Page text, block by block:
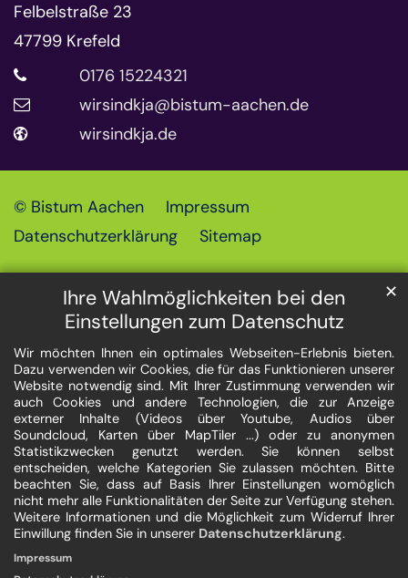
Ihre Wahlmöglichkeiten bei den
Einstellungen zum Datenschutz
Wir möchten Ihnen ein optimales Webseiten-Erlebnis bieten.
Dazu verwenden wir Cookies, die für das Funktionieren unserer
Website notwendig sind. Mit Ihrer Zustimmung verwenden wir
auch Cookies und andere Technologien, die zur Anzeige
externer Inhalte (Videos über Youtube, Audios über
Soundcloud, Karten über MapTiler ...) oder zu anonymen
Statistikzwecken genutzt werden. Sie können selbst
entscheiden, welche Kategorien Sie zulassen möchten. Bitte
beachten Sie, dass auf Basis Ihrer Einstellungen womöglich
nicht mehr alle Funktionalitäten der Seite zur Verfügung stehen.
Weitere Informationen und die Möglichkeit zum Widerruf Ihrer
Einwillung finden Sie in unserer Datenschutzerklärung.
✕
Impressum
Felbelstraße 23
47799 Krefeld
0176 15224321
wirsindkja@bistum-aachen.de
wirsindkja.de
© Bistum Aachen
Impressum
Datenschutzerklärung
Sitemap